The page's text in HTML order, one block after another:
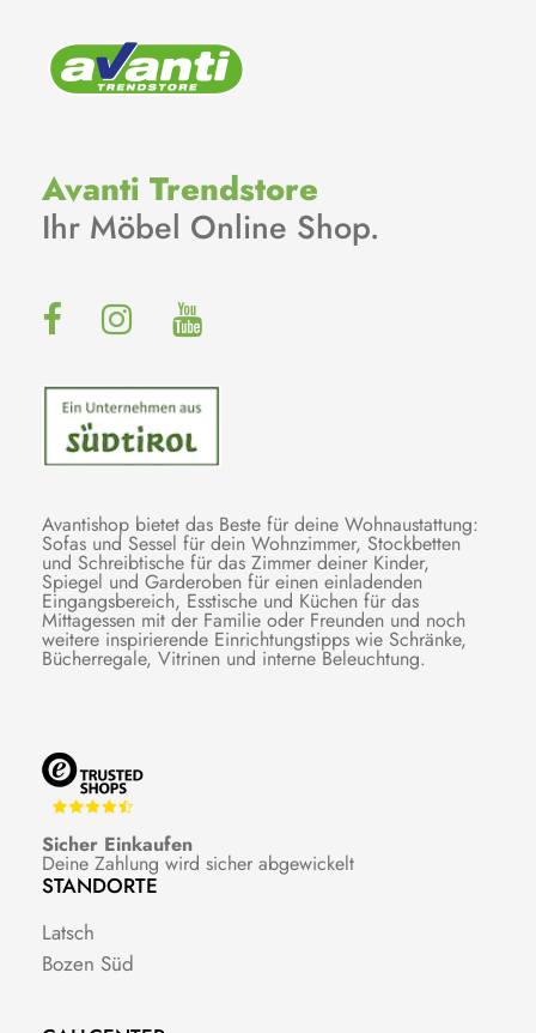
Avanti Trendstore
Ihr Möbel Online Shop.
Avantishop bietet das Beste für deine Wohnaustattung:
Sofas und Sessel für dein Wohnzimmer, Stockbetten
und Schreibtische für das Zimmer deiner Kinder,
Spiegel und Garderoben für einen einladenden
Eingangsbereich, Esstische und Küchen für das
Mittagessen mit der Familie oder Freunden und noch
weitere inspirierende Einrichtungstipps wie Schränke,
Bücherregale, Vitrinen und interne Beleuchtung.
Sicher Einkaufen
Deine Zahlung wird sicher abgewickelt
STANDORTE
Latsch
Bozen Süd